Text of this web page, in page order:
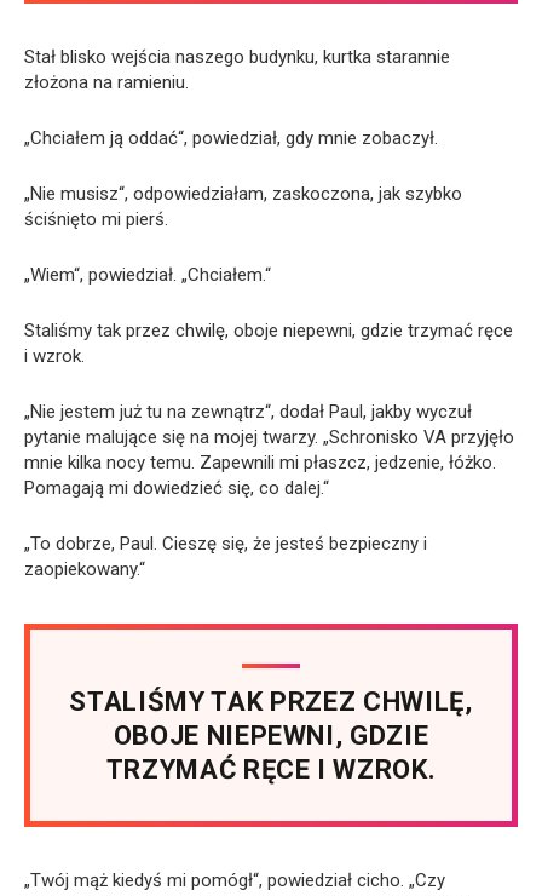
Stał blisko wejścia naszego budynku, kurtka starannie
złożona na ramieniu.
„Chciałem ją oddać“, powiedział, gdy mnie zobaczył.
„Nie musisz“, odpowiedziałam, zaskoczona, jak szybko
ściśnięto mi pierś.
„Wiem“, powiedział. „Chciałem.“
Staliśmy tak przez chwilę, oboje niepewni, gdzie trzymać ręce
i wzrok.
„Nie jestem już tu na zewnątrz“, dodał Paul, jakby wyczuł
pytanie malujące się na mojej twarzy. „Schronisko VA przyjęło
mnie kilka nocy temu. Zapewnili mi płaszcz, jedzenie, łóżko.
Pomagają mi dowiedzieć się, co dalej.“
„To dobrze, Paul. Cieszę się, że jesteś bezpieczny i
zaopiekowany.“
STALIŚMY TAK PRZEZ CHWILĘ,
OBOJE NIEPEWNI, GDZIE
TRZYMAĆ RĘCE I WZROK.
„Twój mąż kiedyś mi pomógł“, powiedział cicho. „Czy